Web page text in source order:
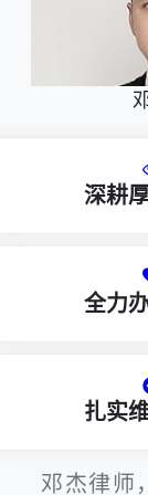
深耕
全力
扎实
邓杰律师